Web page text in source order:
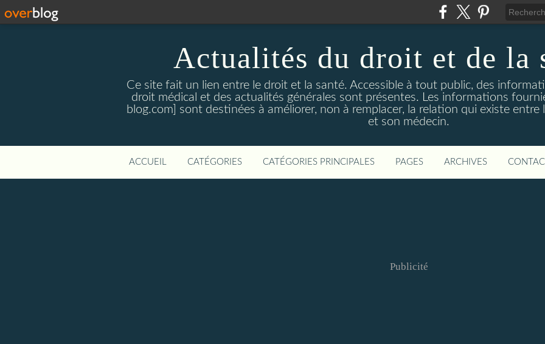
Actualités du droit et de la
Ce site fait un lien entre le droit et la santé. Accessible à tout public, des
droit médical et des actualités générales sont présentes. Les informations
blog.com] sont destinées à améliorer, non à remplacer, la relation qui existe
et son médecin.
ACCUEIL CATÉGORIES CATÉGORIES PRINCIPALES PAGES ARCHIVES
Publicité